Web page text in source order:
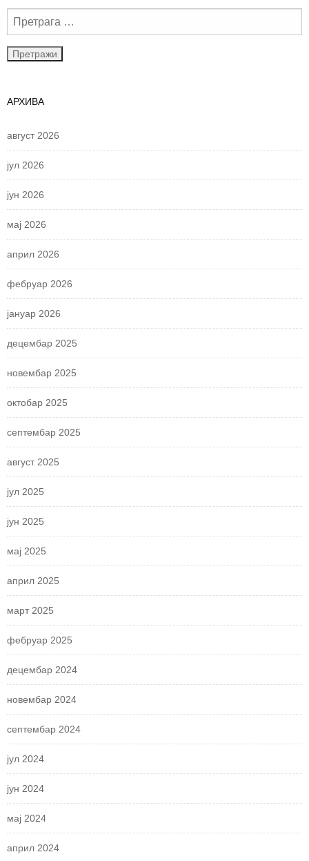
АРХИВА
август 2026
јул 2026
јун 2026
мај 2026
април 2026
фебруар 2026
јануар 2026
децембар 2025
новембар 2025
октобар 2025
септембар 2025
август 2025
јул 2025
јун 2025
мај 2025
април 2025
март 2025
фебруар 2025
децембар 2024
новембар 2024
септембар 2024
јул 2024
јун 2024
мај 2024
април 2024